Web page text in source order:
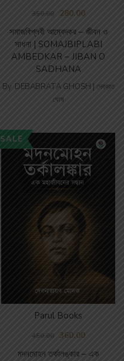
সমাজবিপ্লবী আম্বেদকর – জীবন ও
সাধনা | SOMAJBIPLABI
AMBEDKAR – JIBAN O
SADHANA
350.00 280.00
By DEBABRATA GHOSH | দেবব্রত
ঘোষ
SALE
মদনমোহন তর্কালঙ্কার – এক
Parul Books
450.00 360.00